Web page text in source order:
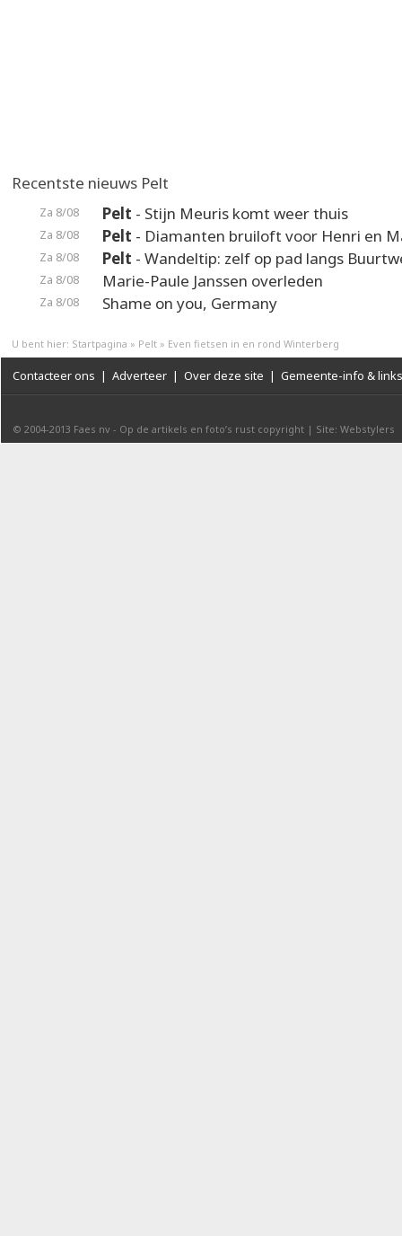
Recentste nieuws Pelt
Za 8/08 Pelt - Stijn Meuris komt weer thuis
Za 8/08 Pelt - Diamanten bruiloft voor Henri en
Za 8/08 Pelt - Wandeltip: zelf op pad langs
Za 8/08 Marie-Paule Janssen overleden
Za 8/08 Shame on you, Germany
U bent hier: Startpagina » Pelt » Even fietsen in en rond Winterberg
Contacteer ons | Adverteer | Over deze site | Gemeente-info & links
© 2004-2013 Faes nv - Op de artikels en foto’s rust copyright | Site: Webstylers